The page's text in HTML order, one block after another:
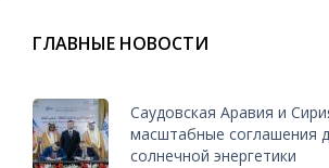
ГЛАВНЫЕ НОВОСТИ
Саудовская Аравия и
масштабные соглашения
солнечной энергетики